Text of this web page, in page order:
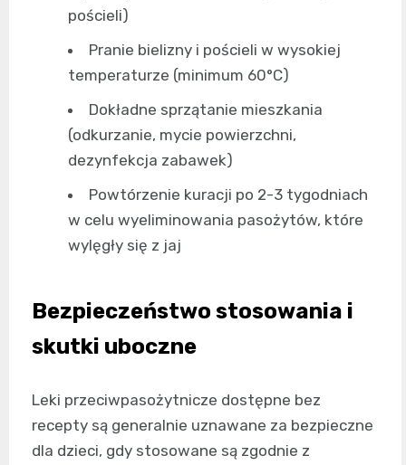
pościeli)
Pranie bielizny i pościeli w wysokiej
temperaturze (minimum 60°C)
Dokładne sprzątanie mieszkania
(odkurzanie, mycie powierzchni,
dezynfekcja zabawek)
Powtórzenie kuracji po 2-3 tygodniach
w celu wyeliminowania pasożytów, które
wylęgły się z jaj
Bezpieczeństwo stosowania i
skutki uboczne
Leki przeciwpasożytnicze dostępne bez
recepty są generalnie uznawane za bezpieczne
dla dzieci, gdy stosowane są zgodnie z